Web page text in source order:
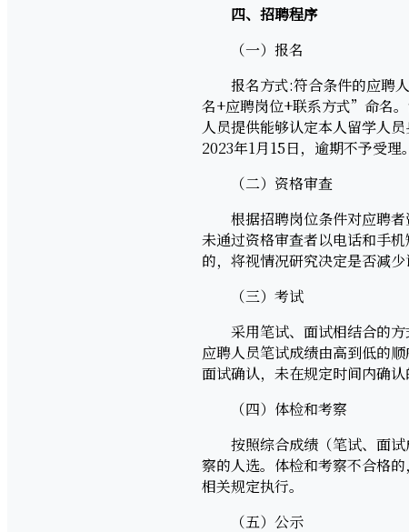
四、 招聘程序
（一）报名
报名方式:符合条件的应聘人
名+应聘岗位+联系方式”命名
人员提供能够认定本人留学人
2023年1月15日，逾期不予受理。
（二）资格审查
根据招聘岗位条件对应聘者
未通过资格审查者以电话和手
的，将视情况研究决定是否减少
（三）考试
采用笔试、面试相结合的方
应聘人员笔试成绩由高到低的
面试确认，未在规定时间内确
（四）体检和考察
按照综合成绩（笔试、面试
察的人选。体检和考察不合格
相关规定执行。
（五）公示